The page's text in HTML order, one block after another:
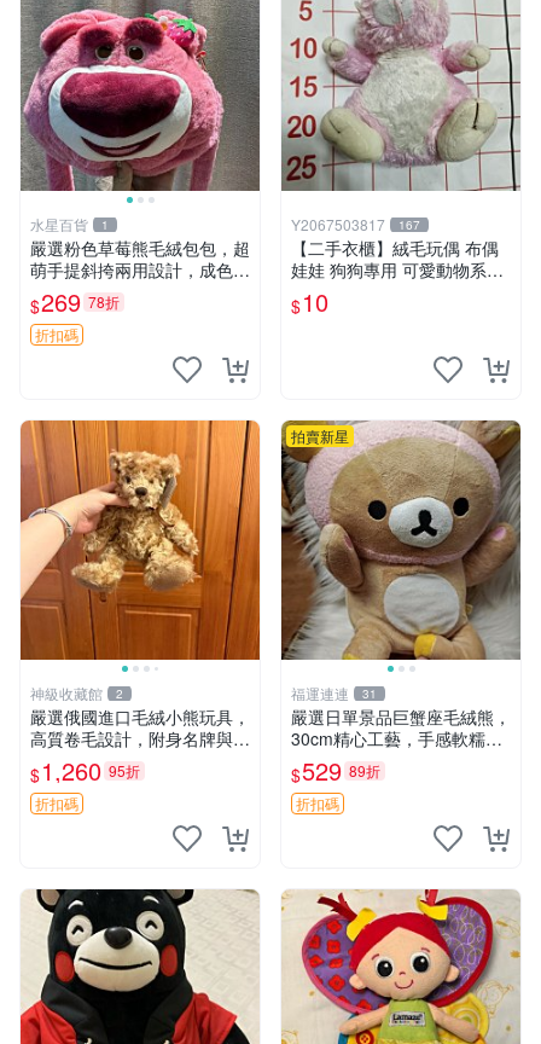
水星百貨 1
嚴選粉色草莓熊毛絨包包，超
萌手提斜挎兩用設計，成色上
佳容量大 粉紅草莓 毛絨包 超
大容量
$269 78折
折扣碼
Y2067503817 167
【二手衣櫃】絨毛玩偶 布偶
娃娃 狗狗專用 可愛動物系列
耐咬耐磨玩具 玩偶 粉紅熊寵
物玩具 1120929
$10
神級收藏館 2
嚴選俄國進口毛絨小熊玩具，
高質卷毛設計，附身名牌與標
章，臀部配豆袋填充， Home
page 滿額60元送非枕套，不
足補差價7元 小熊 玩具 毛絨
$1,260 95折
折扣碼
拍賣新星
福運連連 31
嚴選日單景品巨蟹座毛絨熊，
30cm精心工藝，手感軟糯推
薦收藏送人 巨蟹座 毛絨玩具
精緻做工
$529 89折
折扣碼